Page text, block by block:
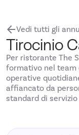
arrow_backVedi tutti gli
Tirocinio
Per ristorante The
formativo nel team
operative
affiancato da
standard di
arrow_forwardarrow_forward